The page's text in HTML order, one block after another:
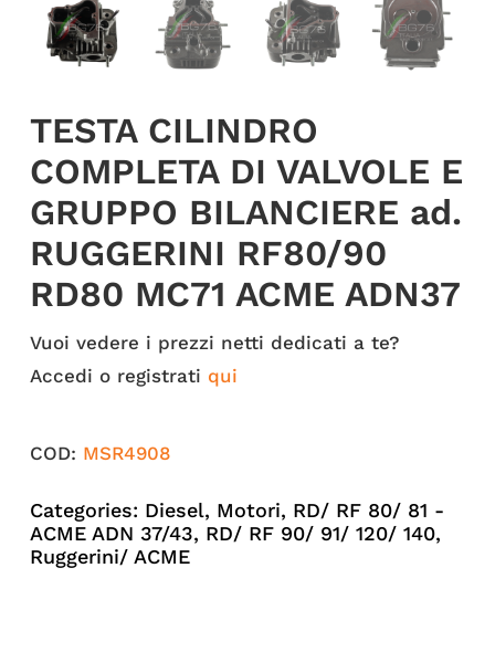
TESTA CILINDRO
COMPLETA DI VALVOLE E
GRUPPO BILANCIERE ad.
RUGGERINI RF80/90
RD80 MC71 ACME ADN37
Vuoi vedere i prezzi netti dedicati a te?
Accedi o registrati qui
COD: MSR4908
Categories: Diesel, Motori, RD/ RF 80/ 81 -
ACME ADN 37/43, RD/ RF 90/ 91/ 120/ 140,
Ruggerini/ ACME